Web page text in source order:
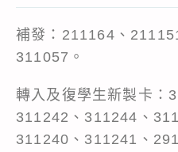
補發：211164、
311057。
轉入及復學生新製卡：
311242、311244、
311240、311241、